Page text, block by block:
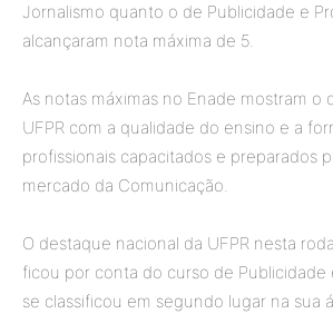
Jornalismo quanto o de Publicidade e
alcançaram nota máxima de 5.
As notas máximas no Enade mostram o
UFPR com a qualidade do ensino e a
profissionais capacitados e preparados
mercado da Comunicação.
O destaque nacional da UFPR nesta
ficou por conta do curso de Publicidade
se classificou em segundo lugar na sua